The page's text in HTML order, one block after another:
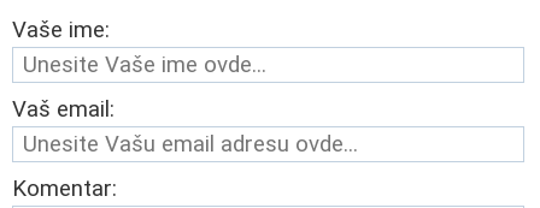
Vaše ime:
Vaš email:
Komentar: